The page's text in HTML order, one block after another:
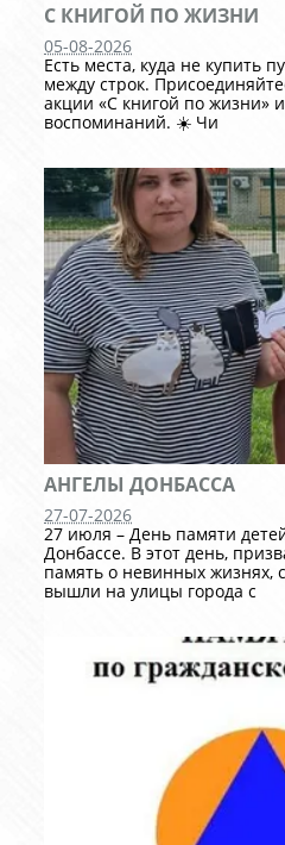
С КНИГОЙ ПО ЖИЗНИ
05-08-2026
Есть места, куда не купить
между строк.
акции «С книгой по жизни»
воспоминаний. ☀️ Чи
АНГЕЛЫ ДОНБАССА
27-07-2026
27 июля – День памяти
Донбассе. В этот день,
память о невинных жизнях,
вышли на улицы города с